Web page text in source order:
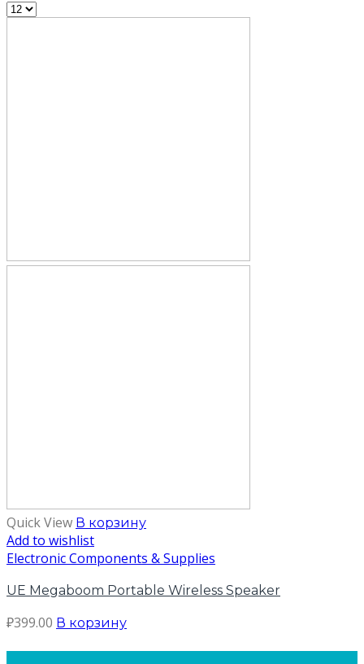
Quick View В корзину
Add to wishlist
Electronic Components & Supplies
UE Megaboom Portable Wireless Speaker
₽399.00 В корзину